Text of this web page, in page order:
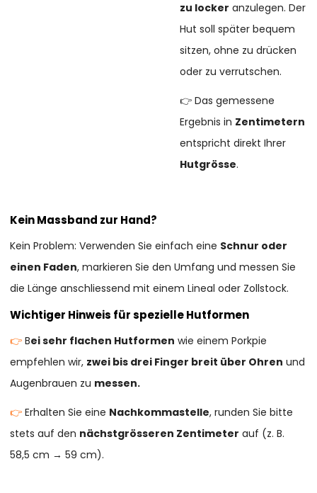
zu locker anzulegen. Der
Hut soll später bequem
sitzen, ohne zu drücken
oder zu verrutschen.
👉 Das gemessene
Ergebnis in Zentimetern
entspricht direkt Ihrer
Hutgrösse.
Kein Massband zur Hand?
Kein Problem: Verwenden Sie einfach eine Schnur oder
einen Faden, markieren Sie den Umfang und messen Sie
die Länge anschliessend mit einem Lineal oder Zollstock.
Wichtiger Hinweis für spezielle Hutformen
👉Bei sehr flachen Hutformen wie einem Porkpie
empfehlen wir, zwei bis drei Finger breit über Ohren und
Augenbrauen zu messen.
👉Erhalten Sie eine Nachkommastelle, runden Sie bitte
stets auf den nächstgrösseren Zentimeter auf (z. B.
58,5 cm → 59 cm).